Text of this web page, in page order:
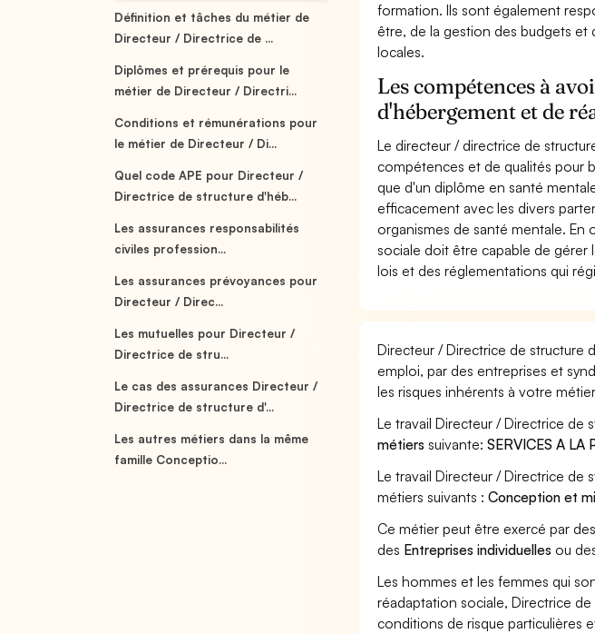
Définition et tâches du métier de
Directeur / Directrice de ...
Diplômes et prérequis pour le
métier de Directeur / Directri...
Conditions et rémunérations pour
le métier de Directeur / Di...
Quel code APE pour Directeur /
Directrice de structure d'héb...
Les assurances responsabilités
civiles profession...
Les assurances prévoyances pour
Directeur / Direc...
Les mutuelles pour Directeur /
Directrice de stru...
Le cas des assurances Directeur /
Directrice de structure d'...
Les autres métiers dans la même
famille Conceptio...
formation. Ils sont également
être, de la gestion des budgets et
locales.
Les compétences à
d'hébergement et de
Le directeur / directrice de
compétences et de qualités pour
que d'un diplôme en santé
efficacement avec les divers
organismes de santé mentale.
sociale doit être capable de
lois et des réglementations qui
Directeur / Directrice de structure
emploi, par des entreprises et
les risques inhérents à votre
Le travail Directeur / Directrice de
métiers suivante:SERVICES A LA
Le travail Directeur / Directrice de
métiers suivants :Conception et
Ce métier peut être exercé par
des Entreprises individuelles ou
Les hommes et les femmes qui
réadaptation sociale, Directrice
conditions de risque particulières